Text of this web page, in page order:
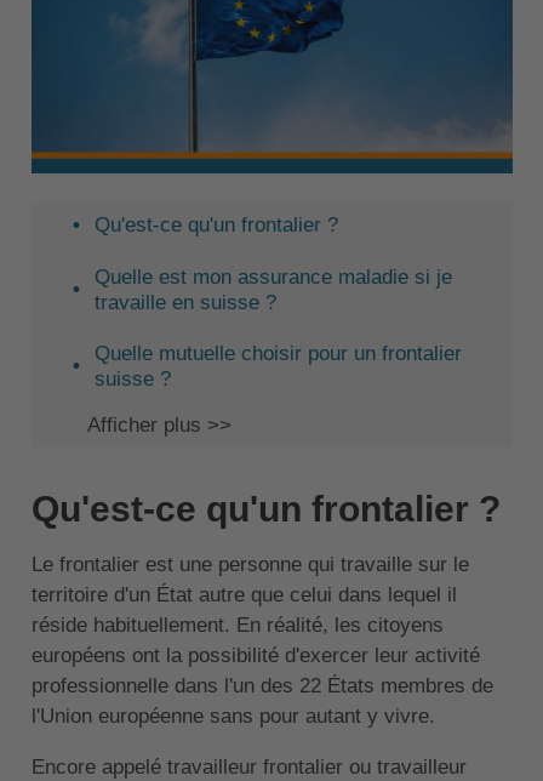
Qu'est-ce qu'un frontalier ?
Quelle est mon assurance maladie si je
travaille en suisse ?
Quelle mutuelle choisir pour un frontalier
suisse ?
Afficher plus >>
Qu'est-ce qu'un frontalier ?
Le frontalier est une personne qui travaille sur le
territoire d'un État autre que celui dans lequel il
réside habituellement. En réalité, les citoyens
européens ont la possibilité d'exercer leur activité
professionnelle dans l'un des 22 États membres de
l'Union européenne sans pour autant y vivre.
Encore appelé travailleur frontalier ou travailleur